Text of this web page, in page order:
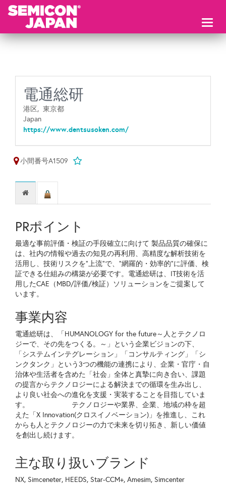
電通総研
港区, 東京都
Japan
https://www.dentsusoken.com/
小間番号A1509
PRポイント
最適な事前評価・検証の手段確立に向けて 製品品質の確保に
は、社内の情報や過去の知見の再利用、高精度な解析技術を
活用し、技術リスクを"上流"で、"網羅的・効率的"に評価、検
証できる仕組みの構築が必要です。電通総研は、IT技術を活
用したCAE（MBD/評価/検証）ソリューションをご提案して
います。
事業内容
電通総研は、「HUMANOLOGY for the future～人とテクノロ
ジーで、その先をつくる。～」という企業ビジョンの下、
「システムインテグレーション」「コンサルティング」「シ
ンクタンク」という3つの機能の連携により、企業・官庁・自
治体や生活者を含めた「社会」全体と真摯に向き合い、課題
の提言からテクノロジーによる解決までの循環を生み出し、
より良い社会への進化を支援・実装することを目指していま
す。 テクノロジーや業界、企業、地域の枠を超
えた「X Innovation(クロスイノベーション)」を推進し、これ
からも人とテクノロジーの力で未来を切り拓き、新しい価値
を創出し続けます。
主な取り扱いブランド
NX, Simceneter, HEEDS, Star-CCM+, Amesim, Simcenter